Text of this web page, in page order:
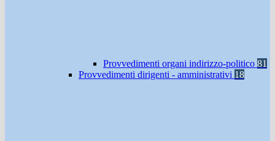
Provvedimenti organi indirizzo-politico 81
Provvedimenti dirigenti - amministrativi 18